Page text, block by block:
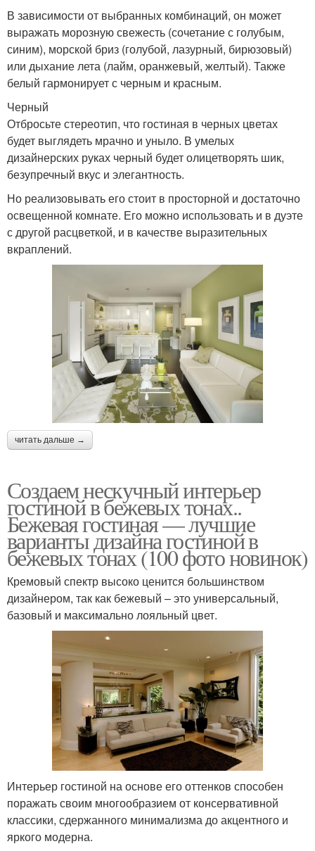
В зависимости от выбранных комбинаций, он может
выражать морозную свежесть (сочетание с голубым,
синим), морской бриз (голубой, лазурный, бирюзовый)
или дыхание лета (лайм, оранжевый, желтый). Также
белый гармонирует с черным и красным.
Черный
Отбросьте стереотип, что гостиная в черных цветах
будет выглядеть мрачно и уныло. В умелых
дизайнерских руках черный будет олицетворять шик,
безупречный вкус и элегантность.
Но реализовывать его стоит в просторной и достаточно
освещенной комнате. Его можно использовать и в дуэте
с другой расцветкой, и в качестве выразительных
вкраплений.
читать дальше →
Создаем нескучный интерьер
гостиной в бежевых тонах..
Бежевая гостиная — лучшие
варианты дизайна гостиной в
бежевых тонах (100 фото новинок)
Кремовый спектр высоко ценится большинством
дизайнером, так как бежевый – это универсальный,
базовый и максимально лояльный цвет.
Интерьер гостиной на основе его оттенков способен
поражать своим многообразием от консервативной
классики, сдержанного минимализма до акцентного и
яркого модерна.